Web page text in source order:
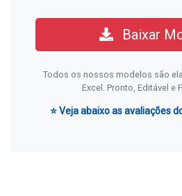
Baixar
Todos os nossos modelos são
Excel. Pronto, Editável e
⭐ Veja abaixo as avaliações